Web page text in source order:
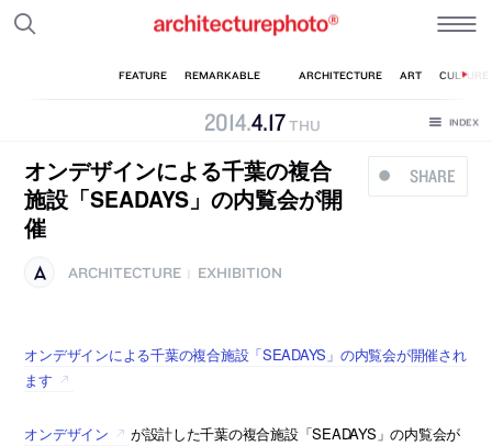
2014.4.17THU
SHARE
オンデザインによる千葉の複合
施設「SEADAYS」の内覧会が開
催
ARCHITECTURE EXHIBITION
オンデザインによる千葉の複合施設「SEADAYS」の内覧会が開催され
ます
オンデザイン
が設計した千葉の複合施設「SEADAYS」の内覧会が